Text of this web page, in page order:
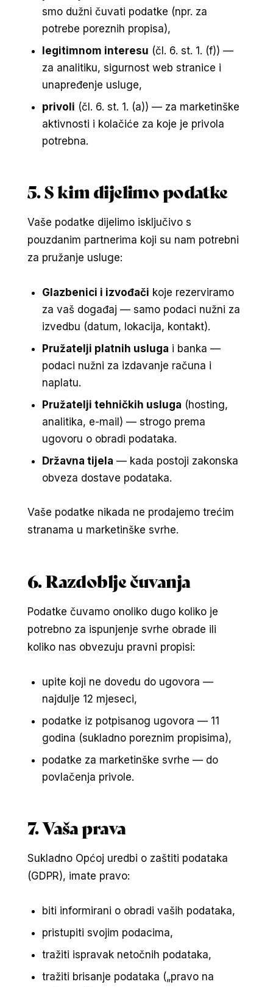
smo dužni čuvati podatke (npr. za
potrebe poreznih propisa),
legitimnom interesu (čl. 6. st. 1. (f)) —
za analitiku, sigurnost web stranice i
unapređenje usluge,
privoli (čl. 6. st. 1. (a)) — za marketinške
aktivnosti i kolačiće za koje je privola
potrebna.
5. S kim dijelimo podatke
Vaše podatke dijelimo isključivo s
pouzdanim partnerima koji su nam potrebni
za pružanje usluge:
Glazbenici i izvođači koje rezerviramo
za vaš događaj — samo podaci nužni za
izvedbu (datum, lokacija, kontakt).
Pružatelji platnih usluga i banka —
podaci nužni za izdavanje računa i
naplatu.
Pružatelji tehničkih usluga (hosting,
analitika, e-mail) — strogo prema
ugovoru o obradi podataka.
Državna tijela — kada postoji zakonska
obveza dostave podataka.
Vaše podatke nikada ne prodajemo trećim
stranama u marketinške svrhe.
6. Razdoblje čuvanja
Podatke čuvamo onoliko dugo koliko je
potrebno za ispunjenje svrhe obrade ili
koliko nas obvezuju pravni propisi:
upite koji ne dovedu do ugovora —
najdulje 12 mjeseci,
podatke iz potpisanog ugovora — 11
godina (sukladno poreznim propisima),
podatke za marketinške svrhe — do
povlačenja privole.
7. Vaša prava
Sukladno Općoj uredbi o zaštiti podataka
(GDPR), imate pravo:
biti informirani o obradi vaših podataka,
pristupiti svojim podacima,
tražiti ispravak netočnih podataka,
tražiti brisanje podataka („pravo na